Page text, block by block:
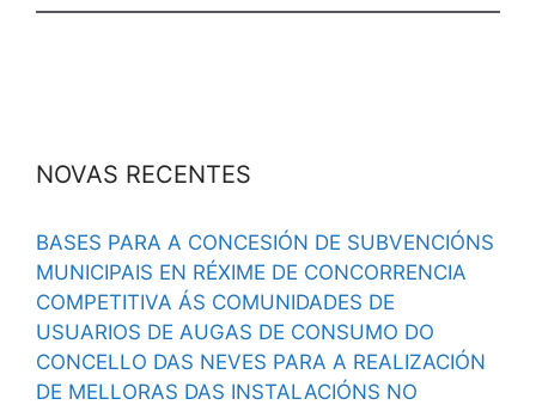
NOVAS RECENTES
BASES PARA A CONCESIÓN DE SUBVENCIÓNS
MUNICIPAIS EN RÉXIME DE CONCORRENCIA
COMPETITIVA ÁS COMUNIDADES DE
USUARIOS DE AUGAS DE CONSUMO DO
CONCELLO DAS NEVES PARA A REALIZACIÓN
DE MELLORAS DAS INSTALACIÓNS NO